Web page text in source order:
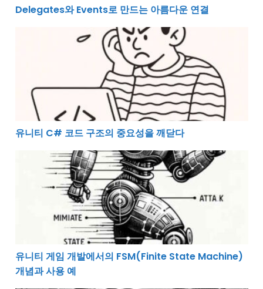
Delegates와 Events로 만드는 아름다운 연결
유니티 C# 코드 구조의 중요성을 깨닫다
유니티 C# 코드 구조의 중요성을 깨닫다
유니티 게임 개발에서의 FSM(Finite State Machine) 개
유니티 게임 개발에서의 FSM(Finite State Machine)
개념과 사용 예